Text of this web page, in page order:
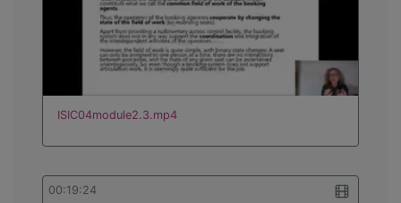
ISIC04module2.3.mp4
00:19:24